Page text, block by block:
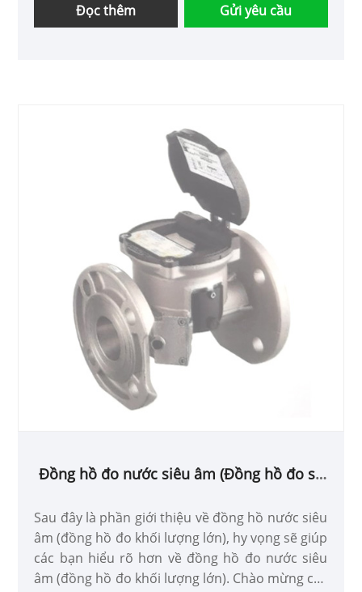
Đọc thêm Gửi yêu cầu
Đồng hồ đo nước siêu âm (Đồng hồ đo số
Sau đây là phần giới thiệu về đồng hồ nước siêu
âm (đồng hồ đo khối lượng lớn), hy vọng sẽ giúp
các bạn hiểu rõ hơn về đồng hồ đo nước siêu
âm (đồng hồ đo khối lượng lớn). Chào mừng các